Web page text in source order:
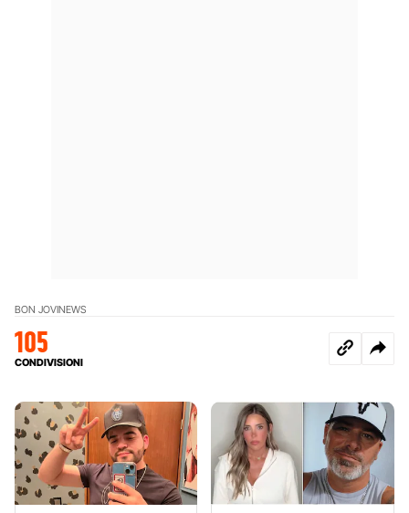
BON JOVINEWS
105
CONDIVISIONI